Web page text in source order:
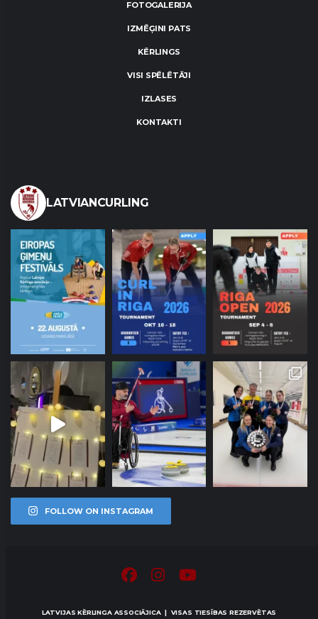
FOTOGALERIJA
IZMĒĢINI PATS
KĒRLINGS
VISI SPĒLĒTĀJI
IZLASES
KONTAKTI
LATVIANCURLING
FOLLOW ON INSTAGRAM
LATVIJAS KĒRLINGA ASSOCIĀJICA | VISAS TIESĪBAS REZERVĒTAS